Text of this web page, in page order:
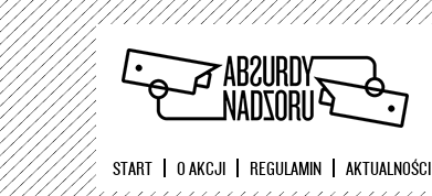
START O AKCJI REGULAMIN AKTUALNOŚCI